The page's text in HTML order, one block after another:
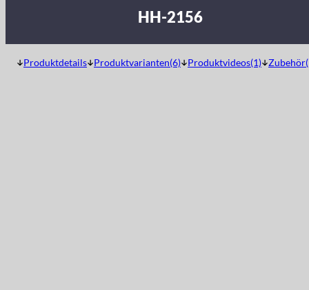
HH-2156
Produktdetails Produktvarianten(6) Produktvideos(1)